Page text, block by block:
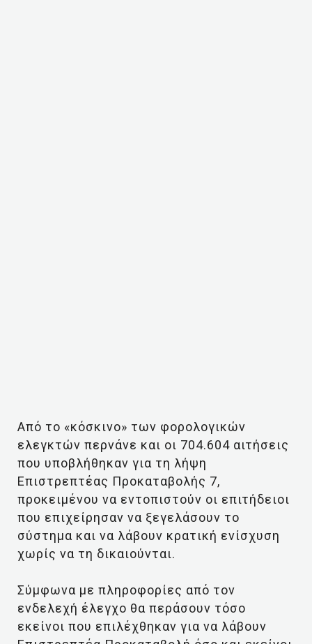
Από το «κόσκινο» των φορολογικών
ελεγκτών περνάνε και οι 704.604 αιτήσεις
που υποβλήθηκαν για τη λήψη
Επιστρεπτέας Προκαταβολής 7,
προκειμένου να εντοπιστούν οι επιτήδειοι
που επιχείρησαν να ξεγελάσουν το
σύστημα και να λάβουν κρατική ενίσχυση
χωρίς να τη δικαιούνται.
Σύμφωνα με πληροφορίες από τον
ενδελεχή έλεγχο θα περάσουν τόσο
εκείνοι που επιλέχθηκαν για να λάβουν